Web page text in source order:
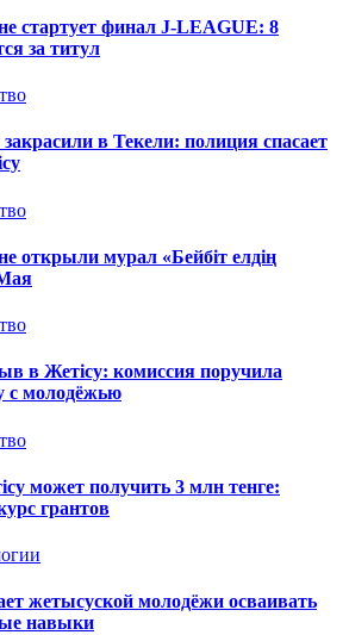
стартует финал J-LEAGUE: 8
за титул
в Текели: полиция спасает
открыли мурал «Бейбіт елдің
в Жетісу: комиссия поручила
с молодёжью
может получить 3 млн тенге:
грантов
жетысуской молодёжи осваивать
навыки